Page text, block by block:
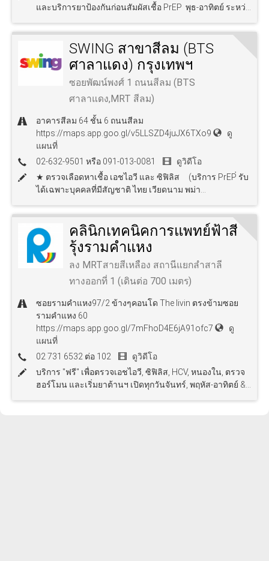
และบริการยาป้องกันก่อนสัมผัสเชื้อ PrEP พุธ-อาทิตย์ ระหว่...
SWING สาขาสีลม (BTS
ศาลาแดง) กรุงเทพฯ
ซอยพัฒน์พงศ์ 1 ถนนสีลม (BTS
ศาลาแดง,MRT สีลม)
อาคารสีลม 64 ชั้น 6 ถนนสีลม
https://maps.app.goo.gl/v5LLSZD4juJX6TXo9
ดู
แผนที่
02-632-9501 หรือ 091-013-0081
ดูวิดีโอ
★ ตรวจเลือดหาเชื้อ เอชไอวี และ ซิฟิลิส (บริการ PrEP่ รับ
ได้เฉพาะบุคคลที่มีสัญชาติ ไทย เวียดนาม พม่า...
คลินิกเทคนิคการแพทย์ฟ้าสี
รุ้งรามคำแหง
ลง MRTสายสีเหลือง สถานีแยกลำสาลี
ทางออกที่ 1 (เดินต่อ 700 เมตร)
ซอยรามคำแหง97/2 ข้างๆคอนโด The livin ตรงข้ามซอย
รามคำแหง 60
https://maps.app.goo.gl/7mFhoD4E6jA91ofc7
ดู
แผนที่
02 731 6532 ต่อ 102
ดูวิดีโอ
บริการ "ฟรี" เพื่อตรวจเอชไอวี, ซิฟิลิส, HCV, หนองใน, ตรวจ
ฮอร์โมน และเริ่มยาต้านฯ เปิดทุกวันจันทร์, พฤหัส-อาทิตย์ &...